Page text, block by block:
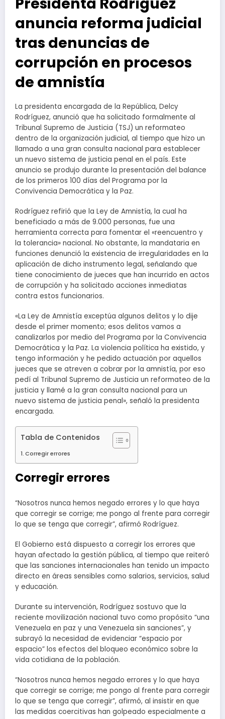
anuncia reforma judicial
tras denuncias de
corrupción en procesos
de amnistía
La presidenta encargada de la República, Delcy
Rodríguez, anunció que ha solicitado formalmente al
Tribunal Supremo de Justicia (TSJ) un reformateo
dentro de la organización judicial, al tiempo que hizo un
llamado a una gran consulta nacional para establecer
un nuevo sistema de justicia penal en el país. Este
anuncio se produjo durante la presentación del balance
de los primeros 100 días del Programa por la
Convivencia Democrática y la Paz.
Rodríguez refirió que la Ley de Amnistía, la cual ha
beneficiado a más de 9.000 personas, fue una
herramienta correcta para fomentar el «reencuentro y
la tolerancia» nacional. No obstante, la mandataria en
funciones denunció la existencia de irregularidades en la
aplicación de dicho instrumento legal, señalando que
tiene conocimiento de jueces que han incurrido en actos
de corrupción y ha solicitado acciones inmediatas
contra estos funcionarios.
«La Ley de Amnistía exceptúa algunos delitos y lo dije
desde el primer momento; esos delitos vamos a
canalizarlos por medio del Programa por la Convivencia
Democrática y la Paz. La violencia política ha existido, y
tengo información y he pedido actuación por aquellos
jueces que se atreven a cobrar por la amnistía, por eso
pedí al Tribunal Supremo de Justicia un reformateo de la
justicia y llamé a la gran consulta nacional para un
nuevo sistema de justicia penal», señaló la presidenta
encargada.
Tabla de Contenidos
Corregir errores
Corregir errores
“Nosotros nunca hemos negado errores y lo que haya
que corregir se corrige; me pongo al frente para corregir
lo que se tenga que corregir”, afirmó Rodríguez.
El Gobierno está dispuesto a corregir los errores que
hayan afectado la gestión pública, al tiempo que reiteró
que las sanciones internacionales han tenido un impacto
directo en áreas sensibles como salarios, servicios, salud
y educación.
Durante su intervención, Rodríguez sostuvo que la
reciente movilización nacional tuvo como propósito “una
Venezuela en paz y una Venezuela sin sanciones”, y
subrayó la necesidad de evidenciar “espacio por
espacio” los efectos del bloqueo económico sobre la
vida cotidiana de la población.
“Nosotros nunca hemos negado errores y lo que haya
que corregir se corrige; me pongo al frente para corregir
lo que se tenga que corregir”, afirmó, al insistir en que
las medidas coercitivas han golpeado especialmente a